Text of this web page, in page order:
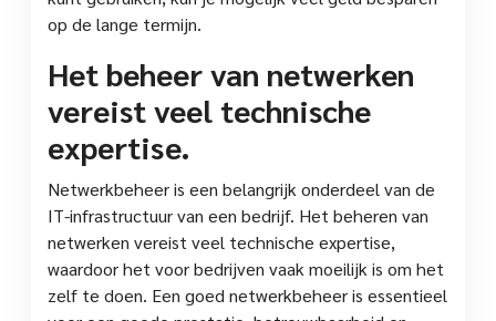
op de lange termijn.
Het beheer van netwerken
vereist veel technische
expertise.
Netwerkbeheer is een belangrijk onderdeel van de
IT-infrastructuur van een bedrijf. Het beheren van
netwerken vereist veel technische expertise,
waardoor het voor bedrijven vaak moeilijk is om het
zelf te doen. Een goed netwerkbeheer is essentieel